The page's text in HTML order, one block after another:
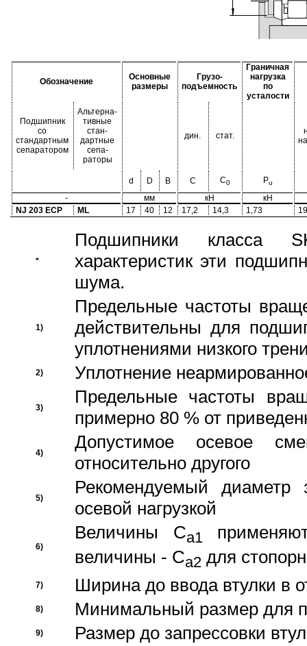
Обозначение
Основные
размеры
Грузо-
подъемность
Граничная
нагрузка
по
усталости
Подшипник
со
стандартным
сепаратором
Альтерна-
тивные
стан-
дартные
сепа-
раторы
дин. стат.
d D B C C0 Pu
- мм кН
кН
NJ 203 ECP
ML 17 40 12 17,2 14,3 1,73
*
Подшипники класса
характеристик эти
шума.
1)
Предельные частоты
действительны для
уплотнениями низкого
2) Уплотнение
3)
Предельные частоты
примерно 80 % от
4)
Допустимое осевое
относительно другого
5)
Рекомендуемый диаметр
осевой нагрузкой
6)
Величины Ca1
величины - Ca2 для
7) Ширина до ввода втулки в
8) Минимальный размер для
9) Размер до запрессовки